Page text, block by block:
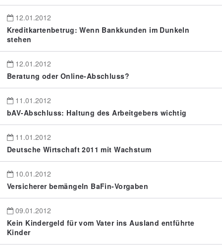
12.01.2012
Kreditkartenbetrug: Wenn Bankkunden im Dunkeln
stehen
12.01.2012
Beratung oder Online-Abschluss?
11.01.2012
bAV-Abschluss: Haltung des Arbeitgebers wichtig
11.01.2012
Deutsche Wirtschaft 2011 mit Wachstum
10.01.2012
Versicherer bemängeln BaFin-Vorgaben
09.01.2012
Kein Kindergeld für vom Vater ins Ausland entführte
Kinder